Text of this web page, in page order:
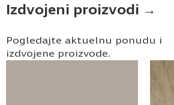
Izdvojeni proizvodi →
Pogledajte aktuelnu ponudu i
izdvojene proizvode.